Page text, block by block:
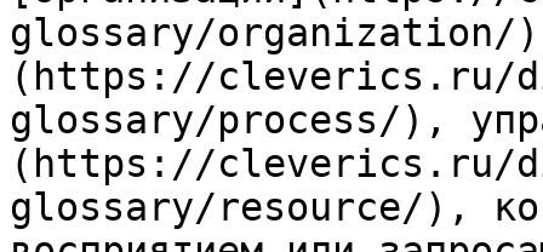
glossary/organization/
(https://cleverics.ru/
glossary/process/),
(https://cleverics.ru/
glossary/resource/),